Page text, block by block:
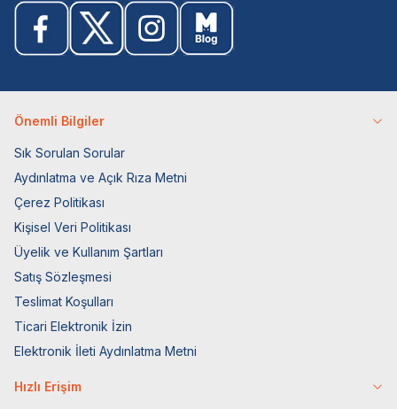
Önemli Bilgiler
Sık Sorulan Sorular
Aydınlatma ve Açık Rıza Metni
Çerez Politikası
Kişisel Veri Politikası
Üyelik ve Kullanım Şartları
Satış Sözleşmesi
Teslimat Koşulları
Ticari Elektronik İzin
Elektronik İleti Aydınlatma Metni
Hızlı Erişim